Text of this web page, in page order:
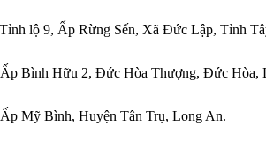
lộ 9, Ấp Rừng Sến, Xã Đức Lập, Tỉnh
Ấp Bình Hữu 2, Đức Hòa Thượng, Đức Hòa,
Ấp Mỹ Bình, Huyện Tân Trụ, Long An.